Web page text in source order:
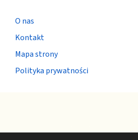
O nas
Kontakt
Mapa strony
Polityka prywatności